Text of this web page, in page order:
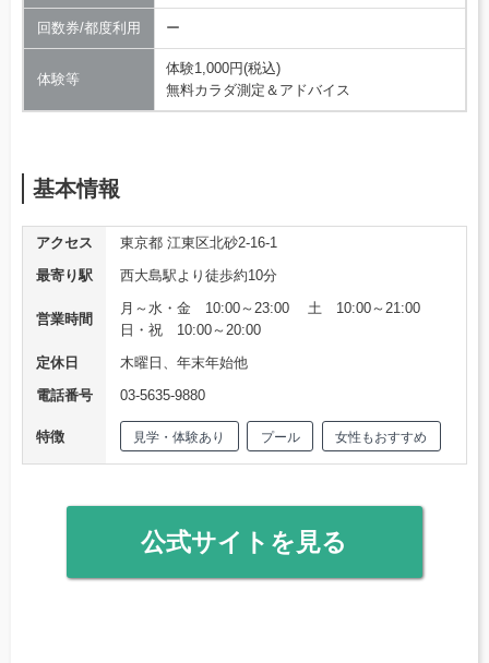
回数券/都度利用 ー
体験等
体験1,000円(税込)
無料カラダ測定＆アドバイス
基本情報
アクセス
東京都 江東区北砂2-16-1
最寄り駅
西大島駅より徒歩約10分
営業時間
月～水・金 10:00～23:00 土 10:00～21:00
日・祝 10:00～20:00
定休日
木曜日、年末年始他
電話番号
03-5635-9880
特徴 見学・体験あり プール 女性もおすすめ
公式サイトを見る